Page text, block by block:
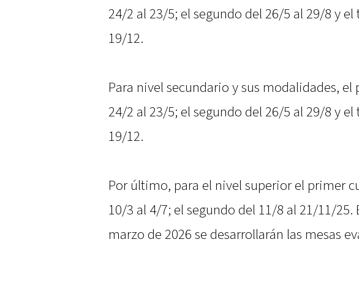
24/2 al 23/5; el segundo del 26/5 al 29/8 y
19/12.
Para nivel secundario y sus modalidades,
24/2 al 23/5; el segundo del 26/5 al 29/8 y
19/12.
Por último, para el nivel superior el primer
10/3 al 4/7; el segundo del 11/8 al 21/11/25.
marzo de 2026 se desarrollarán las mesas